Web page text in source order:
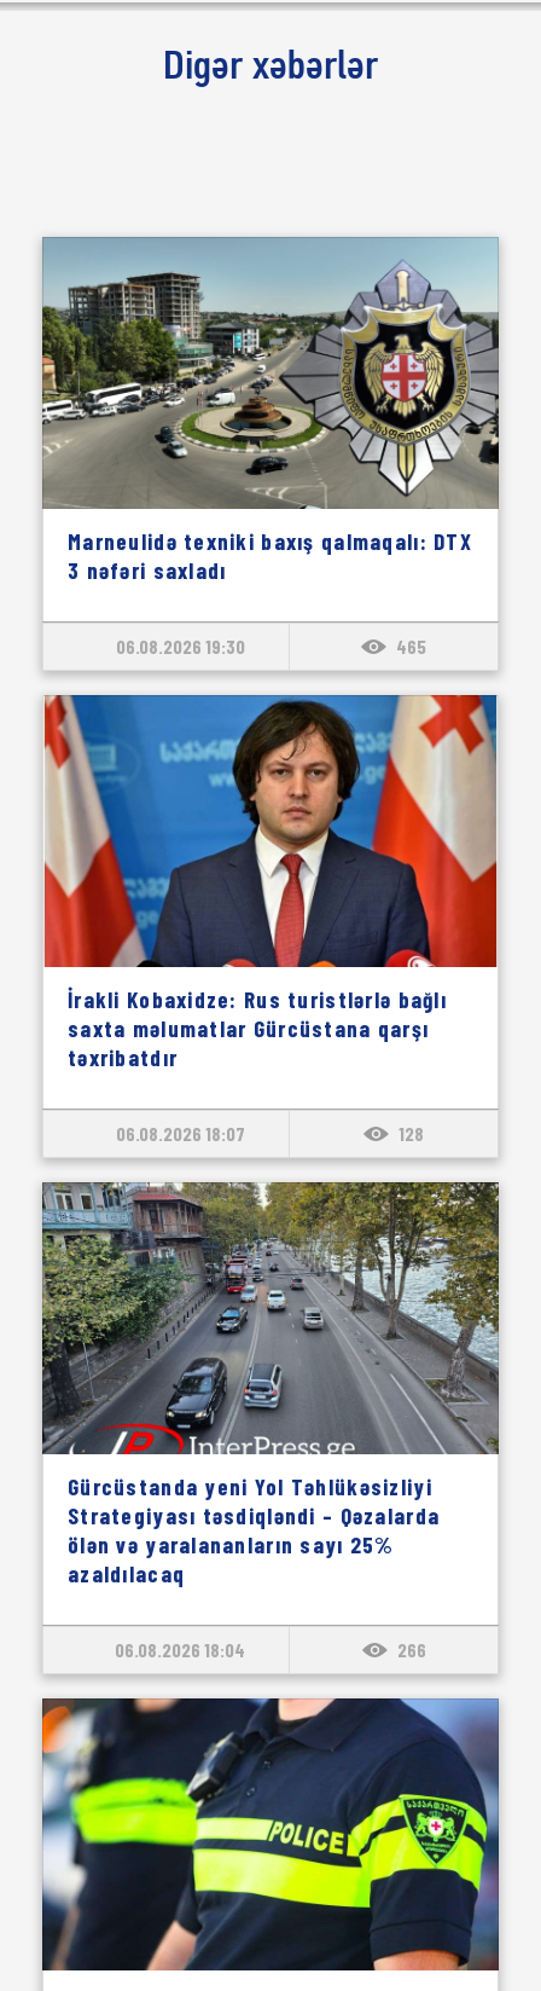
Digər xəbərlər
Marneulidə texniki baxış qalmaqalı: DTX
3 nəfəri saxladı
06.08.2026 19:30 465
İrakli Kobaxidze: Rus turistlərlə bağlı
saxta məlumatlar Gürcüstana qarşı
təxribatdır
06.08.2026 18:07 128
Gürcüstanda yeni Yol Təhlükəsizliyi
Strategiyası təsdiqləndi – Qəzalarda
ölən və yaralananların sayı 25%
azaldılacaq
06.08.2026 18:04 266